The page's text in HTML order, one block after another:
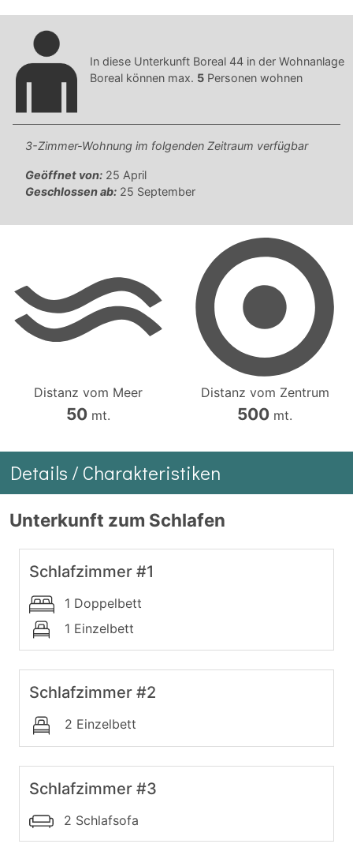
In diese Unterkunft Boreal 44 in der Wohnanlage
Boreal können max. 5 Personen wohnen
3-Zimmer-Wohnung im folgenden Zeitraum verfügbar
Geöffnet von: 25 April
Geschlossen ab: 25 September
Distanz vom Meer
50 mt.
Distanz vom Zentrum
500 mt.
Details / Charakteristiken
Unterkunft zum Schlafen
Schlafzimmer #1
1 Doppelbett
1 Einzelbett
Schlafzimmer #2
2 Einzelbett
Schlafzimmer #3
2 Schlafsofa